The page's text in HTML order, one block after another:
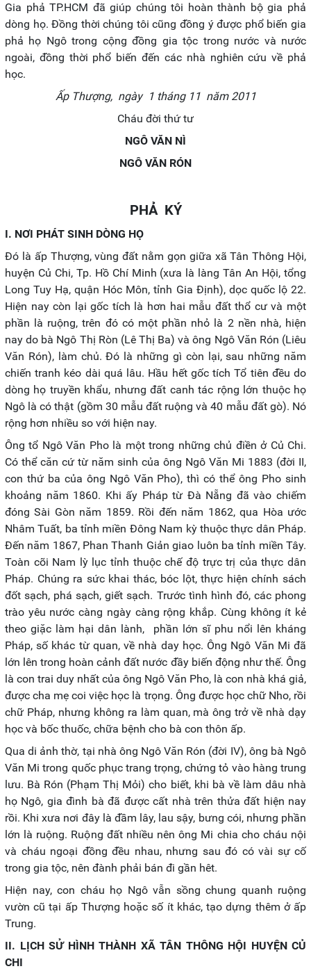
Gia phả TP.HCM đã giúp chúng tôi hoàn thành bộ gia phả
dòng họ. Đồng thời chúng tôi cũng đồng ý được phổ biến gia
phả họ Ngô trong cộng đồng gia tộc trong nước và nước
ngoài, đồng thời phổ biến đến các nhà nghiên cứu về phả
học.
Ấp Thượng, ngày 1 tháng 11 năm 2011
Cháu đời thứ tư
NGÔ VĂN NÌ
NGÔ VĂN RÓN
PHẢ KÝ
I. NƠI PHÁT SINH DÒNG HỌ
Đó là ấp Thượng, vùng đất nằm gọn giữa xã Tân Thông Hội,
huyện Củ Chi, Tp. Hồ Chí Minh (xưa là làng Tân An Hội, tổng
Long Tuy Hạ, quận Hóc Môn, tỉnh Gia Định), dọc quốc lộ 22.
Hiện nay còn lại gốc tích là hơn hai mẫu đất thổ cư và một
phần là ruộng, trên đó có một phần nhỏ là 2 nền nhà, hiện
nay do bà Ngô Thị Ròn (Lê Thị Ba) và ông Ngô Văn Rón (Liêu
Văn Rón), làm chủ. Đó là những gì còn lại, sau những năm
chiến tranh kéo dài quá lâu. Hầu hết gốc tích Tổ tiên đều do
dòng họ truyền khẩu, nhưng đất canh tác rộng lớn thuộc họ
Ngô là có thật (gồm 30 mẫu đất ruộng và 40 mẫu đất gò). Nó
rộng hơn nhiều so với hiện nay.
Ông tổ Ngô Văn Pho là một trong những chủ điền ở Củ Chi.
Có thể căn cứ từ năm sinh của ông Ngô Văn Mi 1883 (đời II,
con thứ ba của ông Ngô Văn Pho), thì có thể ông Pho sinh
khoảng năm 1860. Khi ấy Pháp từ Đà Nẵng đã vào chiếm
đóng Sài Gòn năm 1859. Rồi đến năm 1862, qua Hòa ước
Nhâm Tuất, ba tỉnh miền Đông Nam kỳ thuộc thực dân Pháp.
Đến năm 1867, Phan Thanh Giản giao luôn ba tỉnh miền Tây.
Toàn cõi Nam lỳ lục tỉnh thuộc chế độ trực trị của thực dân
Pháp. Chúng ra sức khai thác, bóc lột, thực hiện chính sách
đốt sạch, phá sạch, giết sạch. Trước tình hình đó, các phong
trào yêu nước càng ngày càng rộng khắp. Cùng không ít kẻ
theo giặc làm hại dân lành, phần lớn sĩ phu nổi lên kháng
Pháp, số khác từ quan, về nhà day học. Ông Ngô Văn Mi đã
lớn lên trong hoàn cảnh đất nước đầy biến động như thế. Ông
là con trai duy nhất của ông Ngô Văn Pho, là con nhà khá giả,
được cha mẹ coi việc học là trọng. Ông được học chữ Nho, rồi
chữ Pháp, nhưng không ra làm quan, mà ông trở về nhà dạy
học và bốc thuốc, chữa bệnh cho bà con thôn ấp.
Qua di ảnh thờ, tại nhà ông Ngô Văn Rón (đời IV), ông bà Ngô
Văn Mi trong quốc phục trang trọng, chứng tỏ vào hàng trung
lưu. Bà Rón (Phạm Thị Mỏi) cho biết, khi bà về làm dâu nhà
họ Ngô, gia đình bà đã được cất nhà trên thửa đất hiện nay
rồi. Khi xưa nơi đây là đầm lây, lau sậy, bưng cói, nhưng phần
lớn là ruộng. Ruộng đất nhiều nên ông Mi chia cho cháu nội
và cháu ngoại đồng đều nhau, nhưng sau đó có vài sự cố
trong gia tộc, nên đành phải bán đi gần hêt.
Hiện nay, con cháu họ Ngô vẫn sồng chung quanh ruộng
vườn cũ tại ấp Thượng hoặc số ít khác, tạo dựng thêm ở ấp
Trung.
II. LỊCH SỬ HÌNH THÀNH XÃ TÂN THÔNG HỘI HUYỆN CỦ
CHI